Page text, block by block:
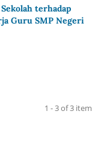
terhadap
Guru SMP Negeri
1 - 3 of 3 item